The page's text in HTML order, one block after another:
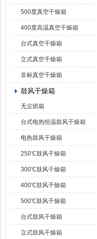
500度真空干燥箱
400度高温真空干燥箱
台式真空干燥箱
立式真空干燥箱
非标真空干燥箱
鼓风干燥箱
无尘烘箱
台式电热恒温鼓风干燥箱
电热鼓风干燥箱
250℃鼓风干燥箱
300℃鼓风干燥箱
400℃鼓风干燥箱
500℃鼓风干燥箱
台式鼓风干燥箱
立式鼓风干燥箱